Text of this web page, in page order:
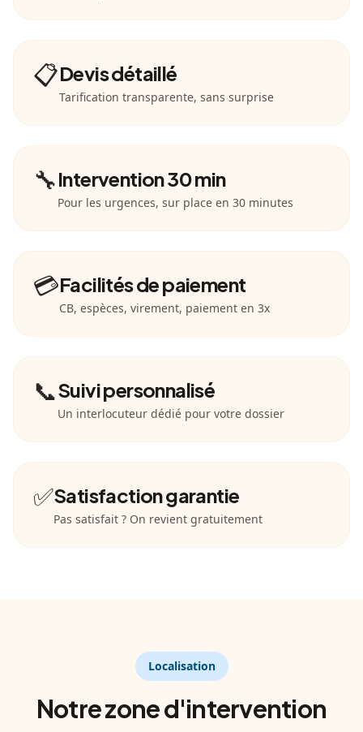
📋Devis détaillé
Tarification transparente, sans surprise
🔧Intervention 30 min
Pour les urgences, sur place en 30 minutes
💳Facilités de paiement
CB, espèces, virement, paiement en 3x
📞Suivi personnalisé
Un interlocuteur dédié pour votre dossier
✅Satisfaction garantie
Pas satisfait ? On revient gratuitement
Localisation
Notre zone d'intervention